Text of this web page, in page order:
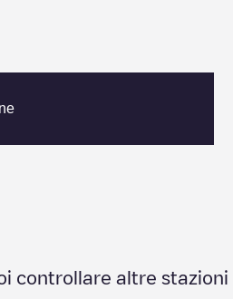
controllare altre